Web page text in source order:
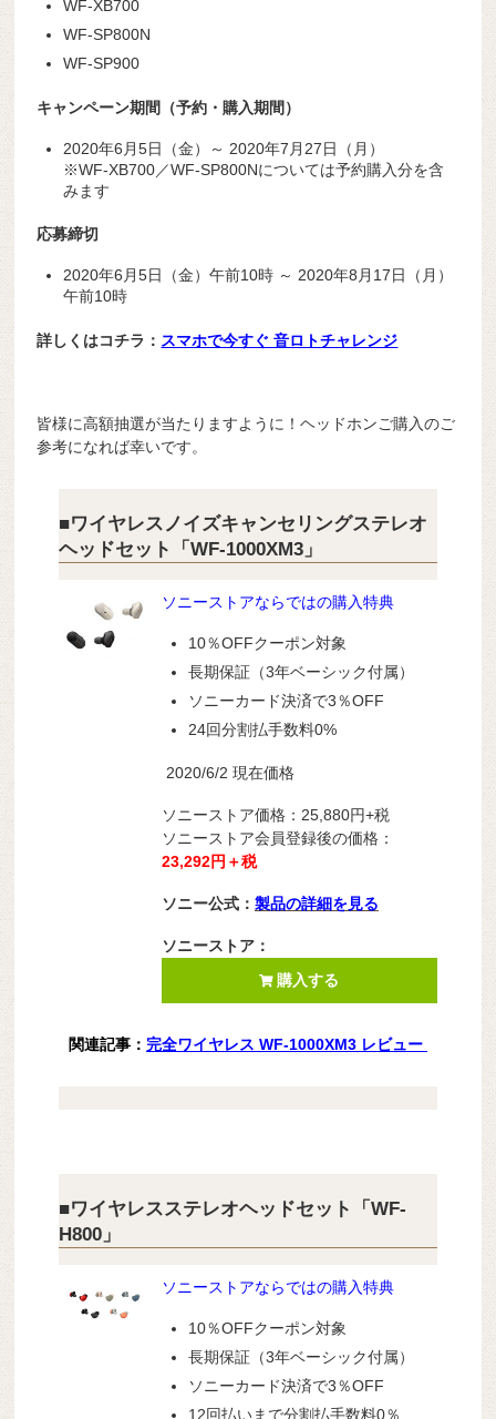
WF-XB700
WF-SP800N
WF-SP900
キャンペーン期間（予約・購入期間）
2020年6月5日（金）～ 2020年7月27日（月）
※WF-XB700／WF-SP800Nについては予約購入分を含
みます
応募締切
2020年6月5日（金）午前10時 ～ 2020年8月17日（月）
午前10時
詳しくはコチラ： スマホで今すぐ 音ロトチャレンジ
皆様に高額抽選が当たりますように！ヘッドホンご購入のご
参考になれば幸いです。
■ワイヤレスノイズキャンセリングステレオ
ヘッドセット「WF-1000XM3」
ソニーストアならではの購入特典
10％OFFクーポン対象
長期保証（3年ベーシック付属）
ソニーカード決済で3％OFF
24回分割払手数料0%
2020/6/2 現在価格
ソニーストア価格：25,880円+税
ソニーストア会員登録後の価格：
23,292円＋税
ソニー公式： 製品の詳細を見る
ソニーストア：
購入する
関連記事： 完全ワイヤレス WF-1000XM3 レビュー
■ワイヤレスステレオヘッドセット「WF-
H800」
ソニーストアならではの購入特典
10％OFFクーポン対象
長期保証（3年ベーシック付属）
ソニーカード決済で3％OFF
12回払いまで分割払手数料0％